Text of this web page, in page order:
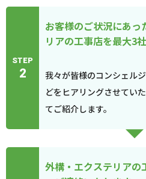
STEP
2
お客様のご状況にあっ
リアの工事店を最大3
我々が皆様のコンシェル
どをヒアリングさせてい
てご紹介します。
外構・エクステリアの